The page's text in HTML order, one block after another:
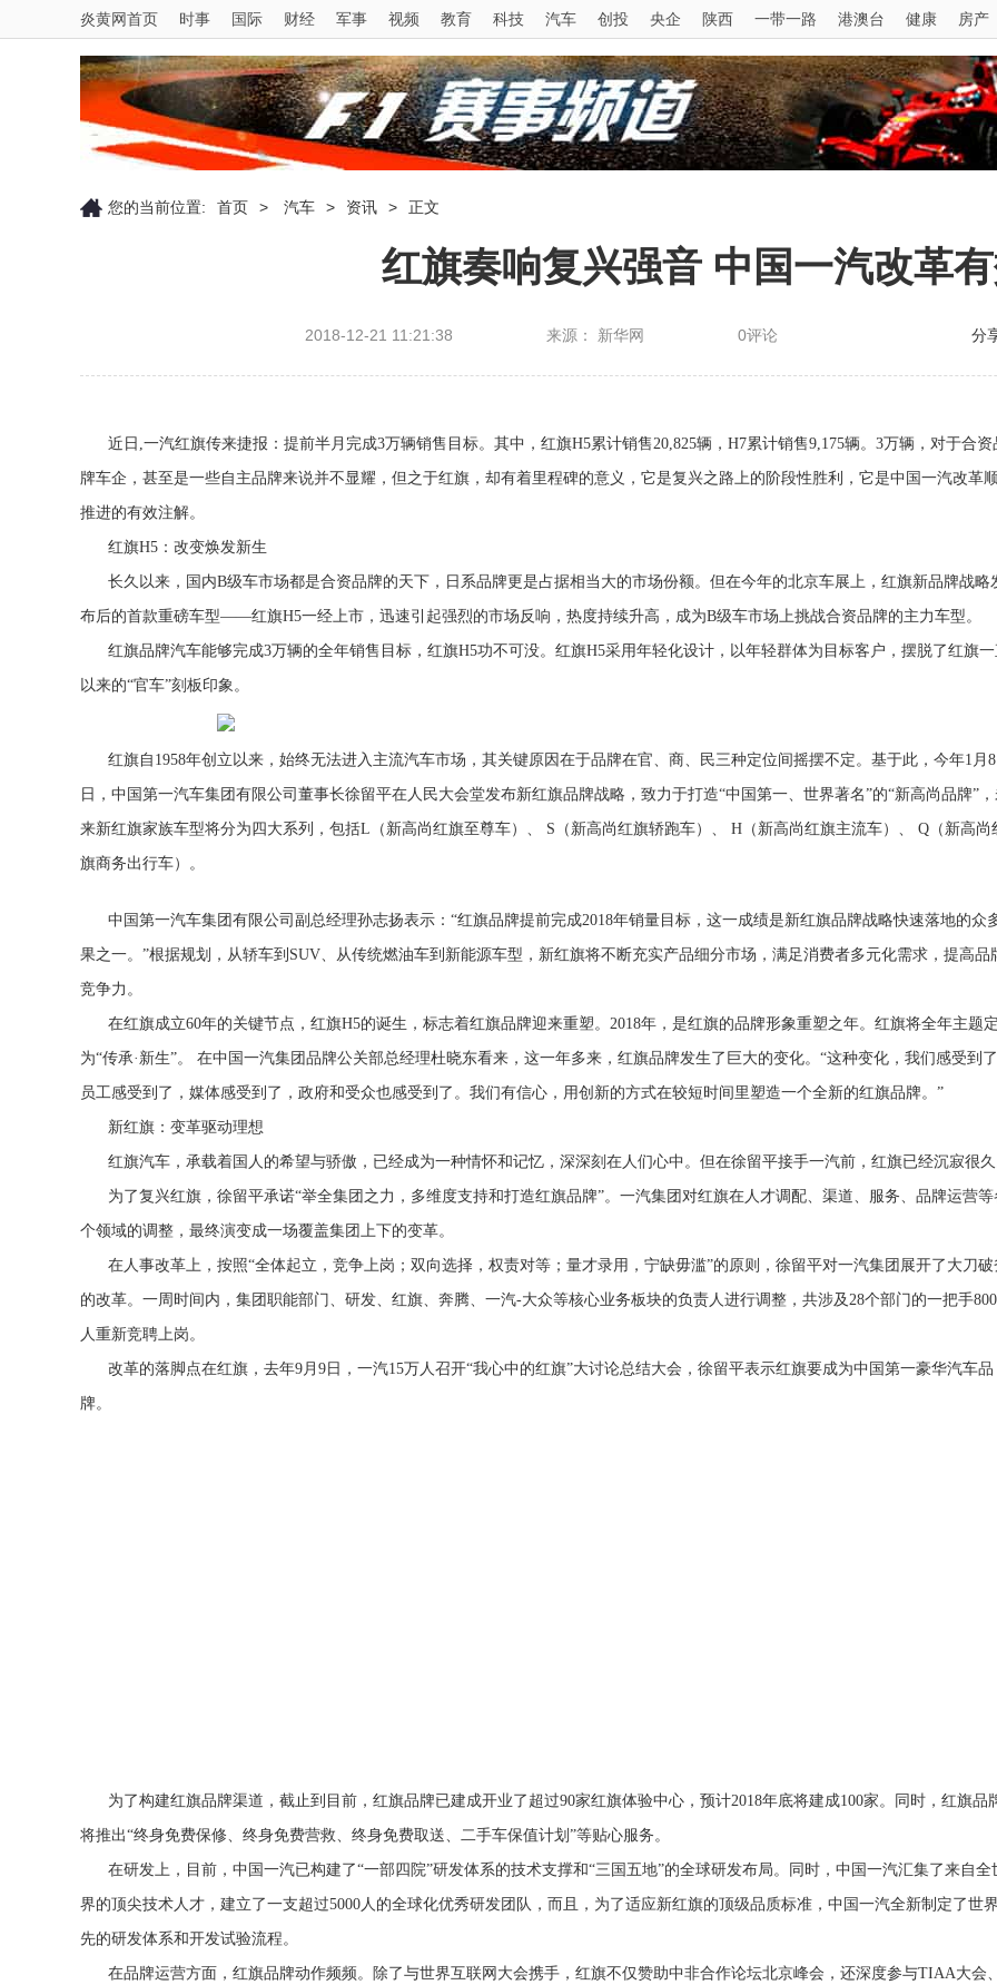
炎黄网首页 时事 国际 财经 军事 视频 教育 科技 汽车 创投 央企 陕西 一带一路 港澳台 健康 房产
您的当前位置: 首页 > 汽车 > 资讯 > 正文
红旗奏响复兴强音 中国一汽改革
2018-12-21 11:21:38 来源： 新华网 0评论 分
近日,一汽红旗传来捷报：提前半月完成3万辆销售目标。其中， 红旗H5累计销售20,825辆，H7累计销售9,175辆。 3万辆，对于合资
牌车企，甚至是一些自主品牌来说并不显耀，但之于红旗，却有着里程碑的意义，它是复兴之路上的阶段性胜利，它是中国一汽改革
推进的有效注解。
红旗H5：改变焕发新生
长久以来，国内B级车市场都是合资品牌的天下，日系品牌更是占据相当大的市场份额。 但在今年的北京车展上， 红旗新品牌战略
布后的首款重磅车型——红旗H5一经上市，迅速引起强烈的市场反响 ，热度持续升高，成为B级车市场上挑战合资品牌的主力车型。
红旗品牌汽车能够完成3万辆的全年销售目标，红旗H5功不可没。红旗H5采用年轻化设计，以年轻群体为目标客户，摆脱了红旗一
以来的“官车”刻板印象。
红旗自1958年创立以来，始终无法进入主流汽车市场，其关键原因在于品牌在官、商、民三种定位间摇摆不定。基于此， 今年1月8
日，中国第一汽车集团有限公司董事长徐留平在人民大会堂发布新红旗品牌战略 ， 致力于打造“中国第一、世界著名”的“新高尚品牌” ，
来新红旗家族车型将分为四大系列，包括L（新高尚红旗至尊车）、 S（新高尚红旗轿跑车）、 H（新高尚红旗主流车）、 Q（新高尚
旗商务出行车）。
中国第一汽车集团有限公司副总经理孙志扬表示：“红旗品牌提前完成2018年销量目标，这一成绩是新红旗品牌战略快速落地的众
果之一。”根据规划，从轿车到SUV、从传统燃油车到新能源车型，新红旗将不断充实产品细分市场，满足消费者多元化需求，提高品
竞争力。
在红旗成立60年的关键节点，红旗H5的诞生，标志着红旗品牌迎来重塑。2018年，是红旗的品牌形象重塑之年。红旗将全年主题定
为“传承·新生”。 在中国一汽集团品牌公关部总经理杜晓东看来，这一年多来，红旗品牌发生了巨大的变化。“这种变化，我们感受到了
员工感受到了，媒体感受到了，政府和受众也感受到了。我们有信心，用创新的方式在较短时间里塑造一个全新的红旗品牌。”
新红旗：变革驱动理想
红旗汽车，承载着国人的希望与骄傲，已经成为一种情怀和记忆，深深刻在人们心中。但在徐留平接手一汽前，红旗已经沉寂很久
为了复兴红旗，徐留平承诺“举全集团之力，多维度支持和打造红旗品牌”。一汽集团对红旗在人才调配、渠道、服务、品牌运营等
个领域的调整，最终演变成一场覆盖集团上下的变革。
在人事改革上，按照“全体起立，竞争上岗；双向选择，权责对等；量才录用，宁缺毋滥”的原则 ，徐留平对一汽集团展开了大刀破
的改革。一周时间内， 集团职能部门、研发、红旗、奔腾、一汽-大众等核心业务板块的负责人进行调整 ， 共涉及28个部门的一把手
人重新竞聘上岗。
改革的落脚点在红旗，去年9月9日， 一汽15万人召开“我心中的红旗”大讨论总结大会，徐留平表示红旗要成为中国第一豪华汽车品
牌。
为了构建红旗品牌渠道， 截止到目前，红旗品牌已建成开业了超过90家红旗体验中心，预计2018年底将建成100家。同时，红旗品
将推出“终身免费保修、终身免费营救、终身免费取送、二手车保值计划”等贴心服务。
在研发上， 目前，中国一汽已构建了“一部四院”研发体系的技术支撑和“三国五地”的全球研发布局。同时，中国一汽汇集了来自全
界的顶尖技术人才，建立了一支超过5000人的全球化优秀研发团队，而且，为了适应新红旗的顶级品质标准，中国一汽全新制定了世
先的研发体系和开发试验流程。
在品牌运营方面，红旗品牌动作频频。除了与世界互联网大会携手，红旗不仅赞助中非合作论坛北京峰会 ，还深度参与TIAA大会